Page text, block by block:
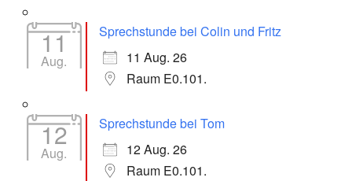
11
Aug.
Sprechstunde bei Colin und Fritz
11 Aug. 26
Raum E0.101.
12
Aug.
Sprechstunde bei Tom
12 Aug. 26
Raum E0.101.